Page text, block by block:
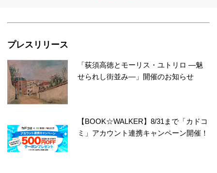
プレスリリース
「荻須高徳とモーリス・ユトリロ ―魅
せられし街並み―」開催のお知らせ
【BOOK☆WALKER】8/31まで「カドコ
ミ」アカウント連携キャンペーン開催！